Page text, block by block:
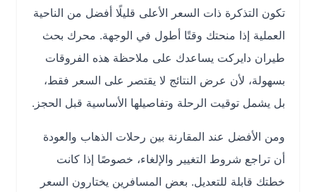
تكون التذكرة ذات السعر الأعلى قليلًا أفضل من الناحية
العملية إذا منحتك وقتًا أطول في الوجهة. محرك بحث
طيران دايركت يساعدك على ملاحظة هذه الفروقات
بسهولة، لأن عرض النتائج لا يقتصر على السعر فقط،
بل يشمل توقيت الرحلة وتفاصيلها الأساسية قبل الحجز.
ومن الأفضل عند المقارنة بين رحلات الذهاب والعودة
أن تراجع شروط التغيير والإلغاء، خصوصًا إذا كانت
خطتك قابلة للتعديل. بعض المسافرين يختارون السعر